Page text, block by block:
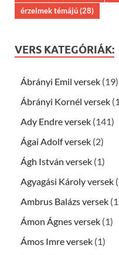
érzelmek témájú(28)
VERS KATEGÓRIÁK:
Ábrányi Emil versek (19)
Ábrányi Kornél versek
Ady Endre versek (141)
Ágai Adolf versek (2)
Ágh István versek (1)
Agyagási Károly versek
Ambrus Balázs versek
Ámon Ágnes versek (1)
Ámos Imre versek (1)